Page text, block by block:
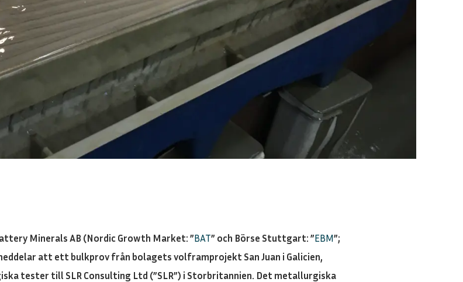
Minerals AB (Nordic Growth Market: ”BAT” och Börse Stuttgart: ”EBM”;
att ett bulkprov från bolagets volframprojekt San Juan i Galicien,
tester till SLR Consulting Ltd (”SLR”) i Storbritannien. Det metallurgiska